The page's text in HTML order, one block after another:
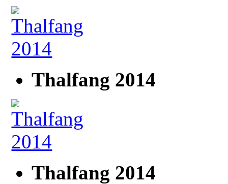
Thalfang 2014
Thalfang 2014